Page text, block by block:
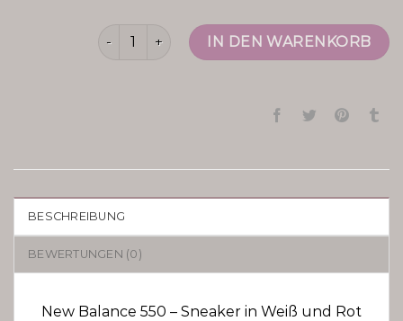
new balance 550 MengeIN DEN WARENKORB
BESCHREIBUNG
BEWERTUNGEN (0)
New Balance 550 – Sneaker in Weiß und Rot